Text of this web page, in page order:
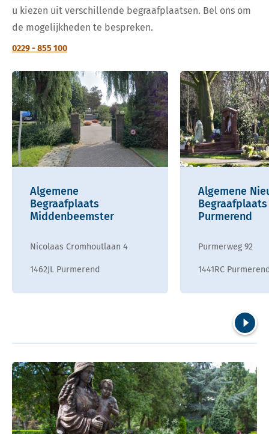
u kiezen uit verschillende begraafplaatsen. Bel ons om
de mogelijkheden te bespreken.
0229 - 855 100
Algemene
Begraafplaats
Middenbeemster
Nicolaas Cromhoutlaan 4
1462JL Purmerend
Algemene
Begraafplaats
Purmerend
Purmerweg 92
1441RC